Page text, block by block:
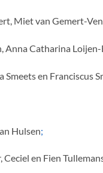
Miet van Gemert-
Catharina Loijen-
en Franciscus
Hulsen;
en Fien